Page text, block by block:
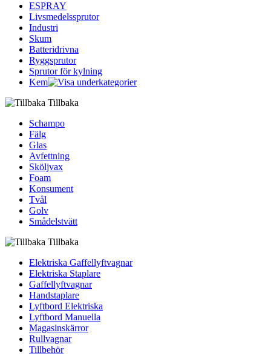
ESPRAY
Livsmedelssprutor
Industri
Skum
Batteridrivna
Ryggsprutor
Sprutor för kylning
Kem
Tillbaka
Schampo
Fälg
Glas
Avfettning
Sköljvax
Foam
Konsument
Tvål
Golv
Smådelstvätt
Tillbaka
Elektriska Gaffellyftvagnar
Elektriska Staplare
Gaffellyftvagnar
Handstaplare
Lyftbord Elektriska
Lyftbord Manuella
Magasinskärror
Rullvagnar
Tillbehör